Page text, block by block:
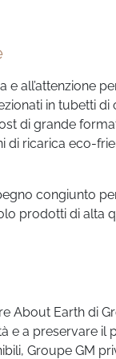
all’attenzione
in tubetti di
di grande
di ricarica eco-
congiunto
prodotti di alta
About Earth di
e a preservare il
Groupe GM